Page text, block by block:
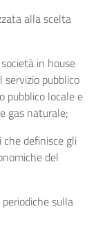
alla scelta
in house
servizio pubblico
pubblico locale e
gas naturale;
definisce gli
del
sulla